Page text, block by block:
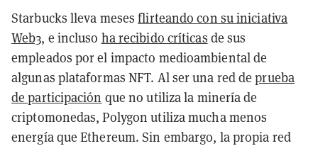
Starbucks lleva mesesflirteando con su iniciativa
Web3, e incluso ha recibido críticas de sus
empleados por el impacto medioambiental de
algunas plataformas NFT. Al ser una red deprueba
de participación que no utiliza la minería de
criptomonedas, Polygon utiliza mucha menos
energía que Ethereum. Sin embargo, la propia red